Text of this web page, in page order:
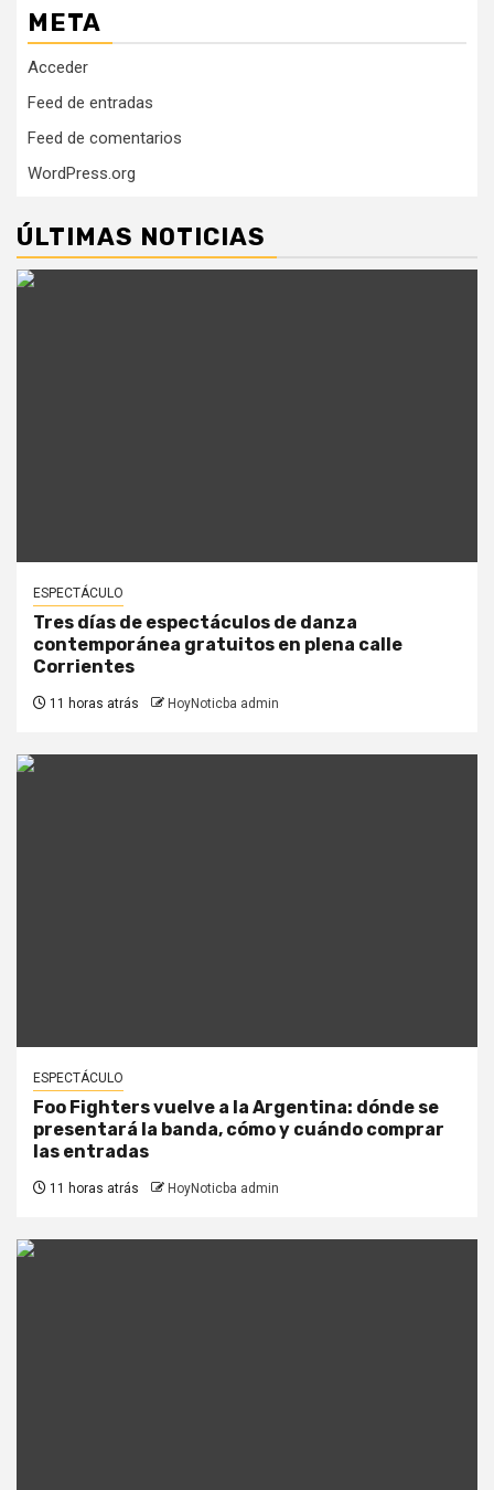
META
Acceder
Feed de entradas
Feed de comentarios
WordPress.org
ÚLTIMAS NOTICIAS
ESPECTÁCULO
Tres días de espectáculos de danza
contemporánea gratuitos en plena calle
Corrientes
11 horas atrás HoyNoticba admin
ESPECTÁCULO
Foo Fighters vuelve a la Argentina: dónde se
presentará la banda, cómo y cuándo comprar
las entradas
11 horas atrás HoyNoticba admin